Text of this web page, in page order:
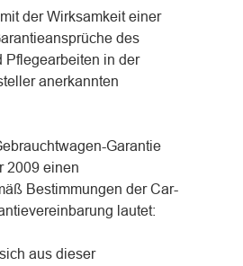
der Wirksamkeit einer
des
Pflegearbeiten in der
anerkannten
Garantie
2009 einen
Bestimmungen der Car-
lautet:
aus dieser